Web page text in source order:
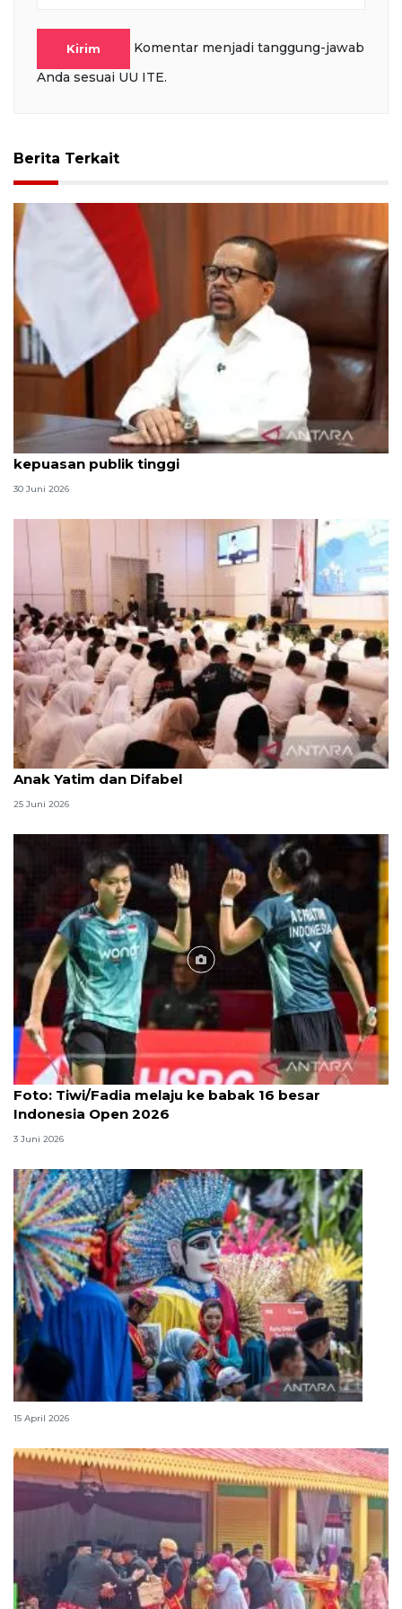
Kirim
Komentar menjadi tanggung-jawab
Anda sesuai UU ITE.
Berita Terkait
Qodari: Pemerintah tak puas diri meski tingkat
kepuasan publik tinggi
30 Juni 2026
Menag jadikan setiap 10 Muharam sebagai Lebaran
Anak Yatim dan Difabel
25 Juni 2026
Foto
Foto: Tiwi/Fadia melaju ke babak 16 besar
Indonesia Open 2026
3 Juni 2026
Lebaran Betawi, harmoni tradisi dan kota global
15 April 2026